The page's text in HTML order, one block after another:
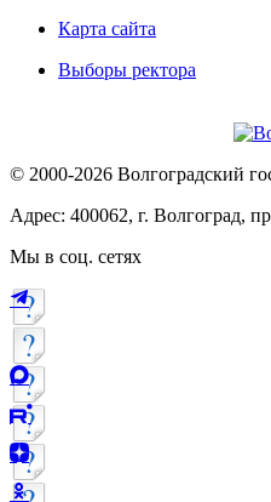
Карта сайта
Выборы ректора
© 2000-2026 Волгоградский
Адрес: 400062, г. Волгоград,
Мы в соц. сетях